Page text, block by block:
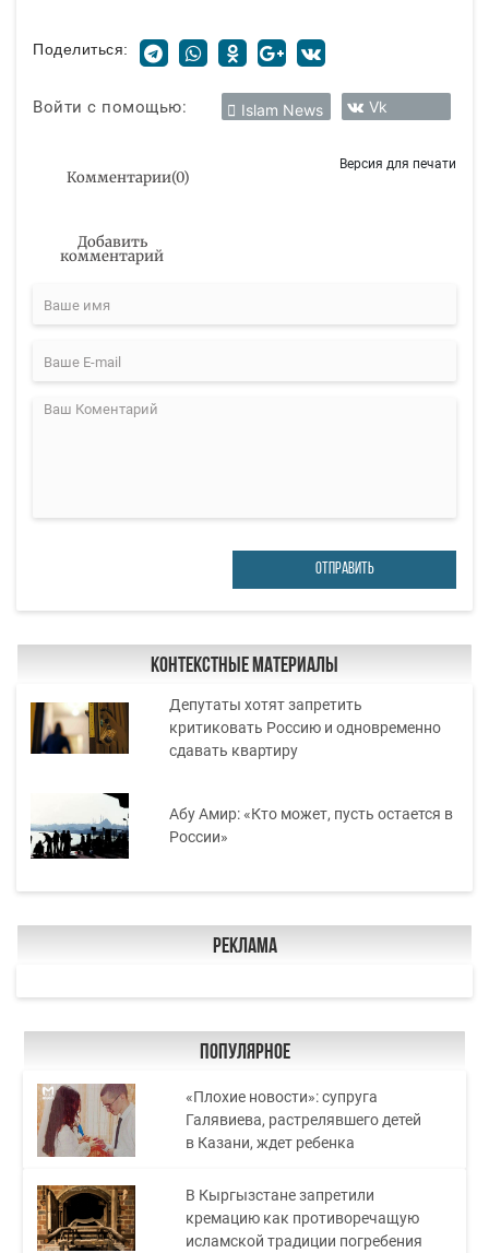
Поделиться:
Войти с помощью: Islam News Vk
Комментарии(0)
Версия для печати
Добавить
комментарий
ОТПРАВИТЬ
Контекстные материалы
Депутаты хотят запретить
критиковать Россию и одновременно
сдавать квартиру
Абу Амир: «Кто может, пусть остается в
России»
Реклама
Популярное
«Плохие новости»: супруга
Галявиева, растрелявшего детей
в Казани, ждет ребенка
В Кыргызстане запретили
кремацию как противоречащую
исламской традиции погребения